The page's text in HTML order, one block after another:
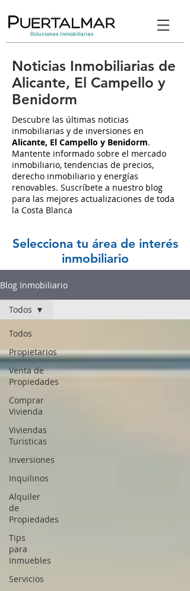
Noticias Inmobiliarias de
Alicante, El Campello y
Benidorm
Descubre las últimas noticias
inmobiliarias y de inversiones en
Alicante, El Campello y Benidorm.
Mantente informado sobre el mercado
inmobiliario, tendencias de precios,
derecho inmobiliario y energías
renovables. Suscríbete a nuestro blog
para las mejores actualizaciones de toda
la Costa Blanca
Selecciona tu área de interés
inmobiliario
Blog Inmobiliario
Todos
Propietarios
Venta de
Propiedades
Comprar
Vivienda
Viviendas
Turisticas
Inversiones
Inquilinos
Alquiler
de
Propiedades
Tips
para
Inmuebles
Servicios
Todos